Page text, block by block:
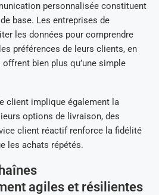
personnalisée constituent
base. Les entreprises de
les données pour comprendre
préférences de leurs clients, en
bien plus qu’une simple
client implique également la
options de livraison, des
client réactif renforce la fidélité
les achats répétés.
agiles et résilientes